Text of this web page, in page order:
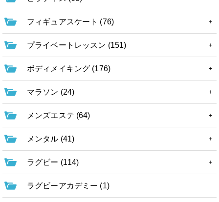
フィギュアスケート (76)
プライベートレッスン (151)
ボディメイキング (176)
マラソン (24)
メンズエステ (64)
メンタル (41)
ラグビー (114)
ラグビーアカデミー (1)